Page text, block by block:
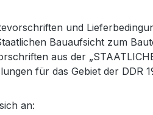
und
Bauaufsicht zum
aus der
für das Gebiet der DDR
an: